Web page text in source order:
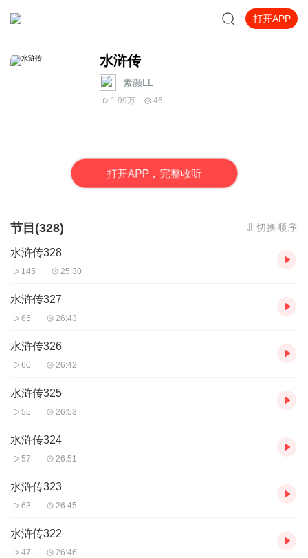
打开APP
水浒传
素颜LL
1.99万 46
打开APP，完整收听
节目(328) 切换顺序
水浒传328
145 25:30
水浒传327
65 26:43
水浒传326
60 26:42
水浒传325
55 26:53
水浒传324
57 26:51
水浒传323
63 26:45
水浒传322
47 26:46